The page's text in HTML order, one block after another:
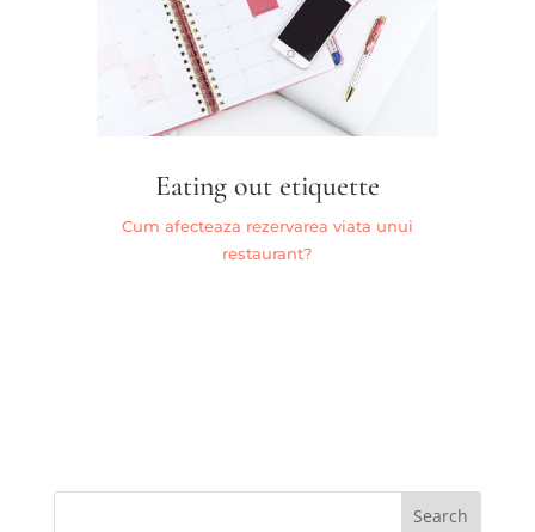
Eating out etiquette
Cum afecteaza rezervarea viata unui
restaurant?